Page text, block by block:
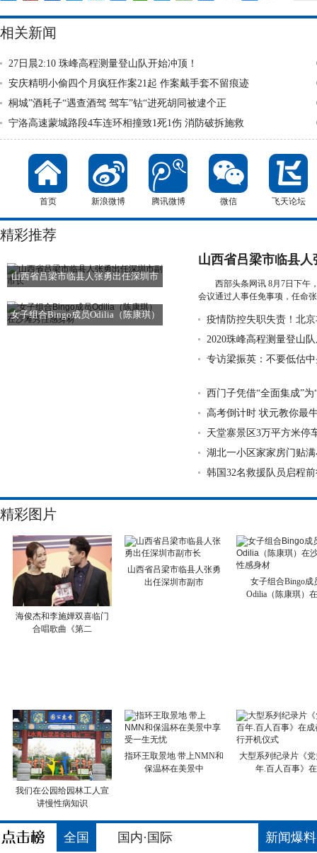
相关新闻
27日晨2:10 珠峰高程测量登山队开始冲顶！
安庆精明小偷四个月疯狂作案21起 作案戴手套不留痕迹
桐城”酒耗子“遇查酒驾 驾车”钻“进死胡同被逮个正
宁洛高速蒙城路段4车连环相撞致1死1伤 消防破拆施救
首页 新浪微博 腾讯微博 微信 飞天论坛
精彩推荐
山西省吕梁市临县人张勇出任深圳市
女子组合Bingo成员Odilia（陈康琪）
山西省吕梁市临县
西部头条网讯 8月7日下午
会议通过人事任免事项，任命
疫情防控失职失责！北
2020珠峰高程测量登山
专访梁振英：不要低估
西门子凭借“全面集成”
高考倒计时 状元教你最
天堂寨景区3万平方米停
湖北一小区家家房门贴
韩国32名救援队员启程
精彩图片
海俊杰和李施嬅双喜临门
合唱歌曲《第二
山西省吕梁市临县人张勇
出任深圳市副市
女子组合Bingo成
Odilia（陈康琪）
我们在公园给园林工人宣
讲慢性病知识
指环王取景地 带上NMN和
保温杯在美景中
大型系列纪录片《
年.百人百事》在
全国 国内·国际 新闻爆